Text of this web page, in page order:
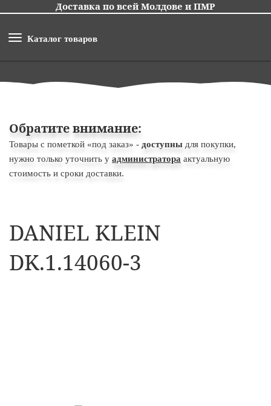
Доставка по всей Молдове и ПМР
Каталог товаров
Обратите внимание:
Товары с пометкой «под заказ» - доступны для покупки,
нужно только уточнить у администратора актуальную
стоимость и сроки доставки.
DANIEL KLEIN
DK.1.14060-3